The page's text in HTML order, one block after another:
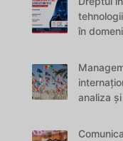
în
analiza